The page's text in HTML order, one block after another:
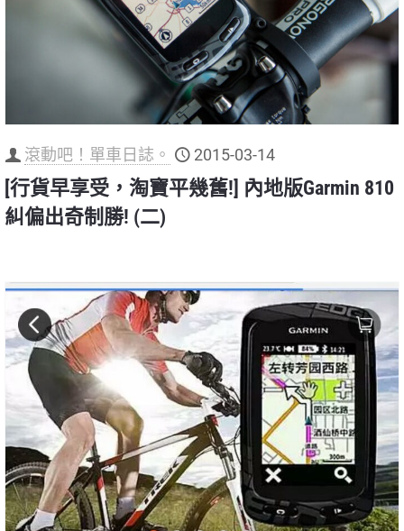
滾動吧！單車日誌。 2015-03-14
[行貨早享受，淘寶平幾舊!] 內地版Garmin 810
糾偏出奇制勝! (二)